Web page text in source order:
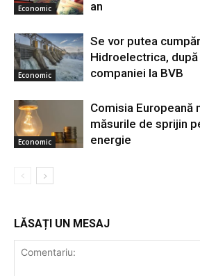
Economic an
Economic
Se vor putea
Hidroelectrica,
companiei la BVB
Economic
Comisia Europeană
măsurile de sprijin
energie
LĂSAȚI UN MESAJ